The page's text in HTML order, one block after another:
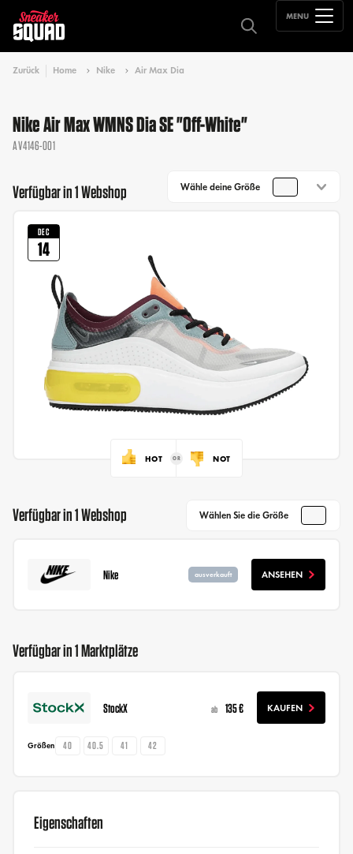
MENU
Zurück Home Nike Air Max Dia
Nike Air Max WMNS Dia SE "Off-White"
AV4146-001
Verfügbar in 1 Webshop Wähle deine Größe
DEC
14
HOT NOT
Verfügbar in 1 Webshop Wählen Sie die Größe
Nike ausverkauft ANSEHEN
Verfügbar in 1 Marktplätze
StockX ab 135 € KAUFEN
Größen 40 40.5 41 42
Eigenschaften